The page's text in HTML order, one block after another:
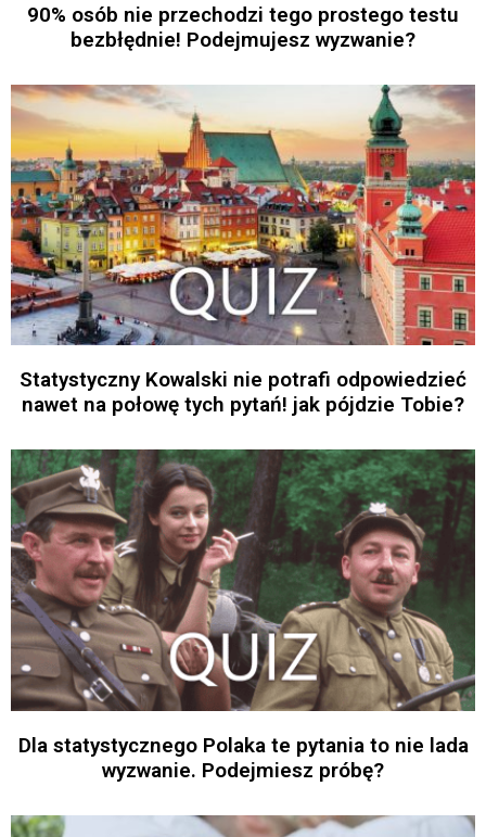
90% osób nie przechodzi tego prostego testu
bezbłędnie! Podejmujesz wyzwanie?
Statystyczny Kowalski nie potrafi odpowiedzieć
nawet na połowę tych pytań! jak pójdzie Tobie?
Dla statystycznego Polaka te pytania to nie lada
wyzwanie. Podejmiesz próbę?